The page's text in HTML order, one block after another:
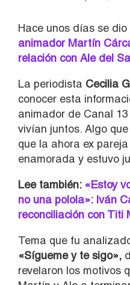
Hace unos días se
animador Martín
relación con Ale del
La periodista Cecilia
conocer esta
animador de Canal
vivían juntos. Algo
que la ahora ex
enamorada y estuvo
Lee también: «Estoy
no una polola»: Iván
reconciliación con Titi
Tema que fu
«Sígueme y te sigo»,
revelaron los motivos